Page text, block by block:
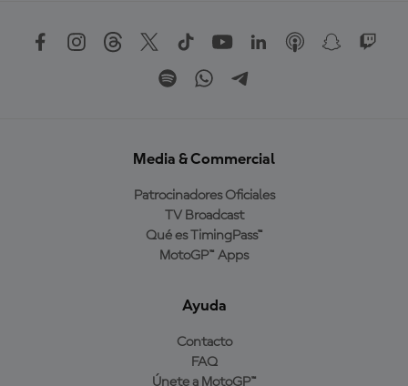
Media & Commercial
Patrocinadores Oficiales
TV Broadcast
Qué es TimingPass™
MotoGP™ Apps
Ayuda
Contacto
FAQ
Únete a MotoGP™